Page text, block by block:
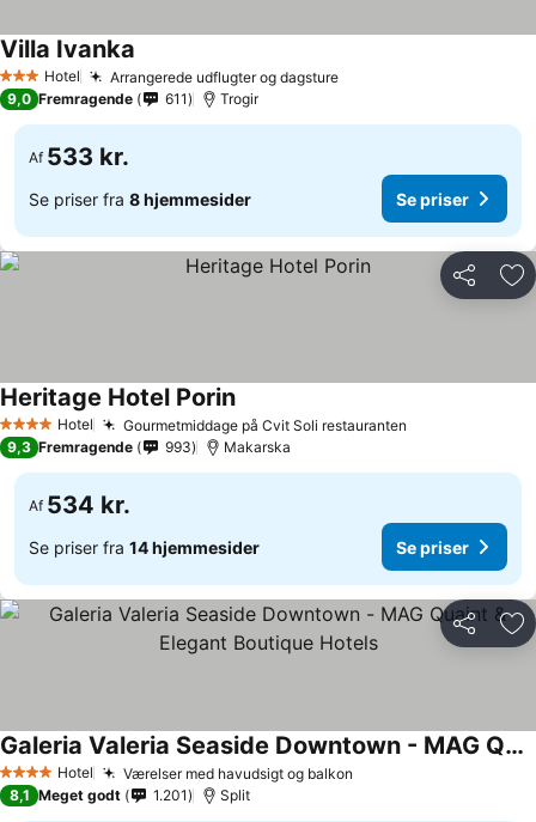
3 StjernerHotel Arrangerede udflugter og dagsture
Villa Ivanka
9,0 Fremragende 611 Trogir
Af 533 kr.
Se priser fra 8 hjemmesider Se priser
Del
4 StjernerHotel Gourmetmiddage på Cvit Soli restauranten
Heritage Hotel Porin
9,3 Fremragende 993 Makarska
Af 534 kr.
Se priser fra 14 hjemmesider Se priser
Del
4 StjernerHotel Værelser med havudsigt og balkon
Galeria Valeria Seaside Downtown - MAG Quaint & Elegant Boutique Hotels
8,1 Meget godt 1.201 Split